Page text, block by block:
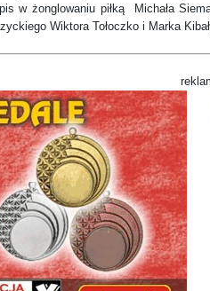
w żonglowaniu piłką Michała
Wiktora Tołoczko i Marka